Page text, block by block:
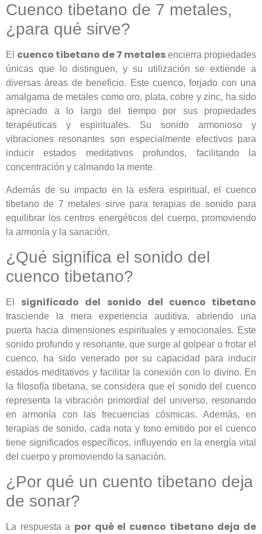
Cuenco tibetano de 7 metales,
¿para qué sirve?
El cuenco tibetano de 7 metales encierra propiedades
únicas que lo distinguen, y su utilización se extiende a
diversas áreas de beneficio. Este cuenco, forjado con una
amalgama de metales como oro, plata, cobre y zinc, ha sido
apreciado a lo largo del tiempo por sus propiedades
terapéuticas y espirituales. Su sonido armonioso y
vibraciones resonantes son especialmente efectivos para
inducir estados meditativos profundos, facilitando la
concentración y calmando la mente.
Además de su impacto en la esfera espiritual, el cuenco
tibetano de 7 metales sirve para terapias de sonido para
equilibrar los centros energéticos del cuerpo, promoviendo
la armonía y la sanación.
¿Qué significa el sonido del
cuenco tibetano?
El significado del sonido del cuenco tibetano
trasciende la mera experiencia auditiva, abriendo una
puerta hacia dimensiones espirituales y emocionales. Este
sonido profundo y resonante, que surge al golpear o frotar el
cuenco, ha sido venerado por su capacidad para inducir
estados meditativos y facilitar la conexión con lo divino. En
la filosofía tibetana, se considera que el sonido del cuenco
representa la vibración primordial del universo, resonando
en armonía con las frecuencias cósmicas. Además, en
terapias de sonido, cada nota y tono emitido por el cuenco
tiene significados específicos, influyendo en la energía vital
del cuerpo y promoviendo la sanación.
¿Por qué un cuento tibetano deja
de sonar?
La respuesta a por qué el cuenco tibetano deja de